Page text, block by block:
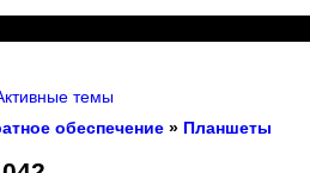
темы
обеспечение » Планшеты